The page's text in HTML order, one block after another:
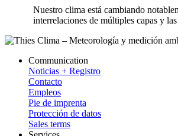
Nuestro clima está cambiando
interrelaciones de múltiples capas y
Communication
Noticias + Registro
Contacto
Empleos
Pie de imprenta
Protección de datos
Sales terms